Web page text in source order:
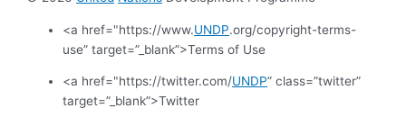
<a href="https://www.UNDP.org/copyright-terms-
use” target=”_blank”>Terms of Use
<a href="https://twitter.com/UNDP” class=”twitter”
target=”_blank”>Twitter